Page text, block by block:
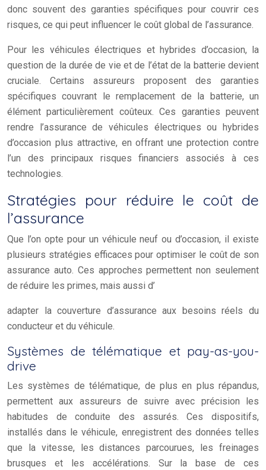
donc souvent des garanties spécifiques pour couvrir ces
risques, ce qui peut influencer le coût global de l’assurance.
Pour les véhicules électriques et hybrides d’occasion, la
question de la durée de vie et de l’état de la batterie devient
cruciale. Certains assureurs proposent des garanties
spécifiques couvrant le remplacement de la batterie, un
élément particulièrement coûteux. Ces garanties peuvent
rendre l’assurance de véhicules électriques ou hybrides
d’occasion plus attractive, en offrant une protection contre
l’un des principaux risques financiers associés à ces
technologies.
Stratégies pour réduire le coût de
l’assurance
Que l’on opte pour un véhicule neuf ou d’occasion, il existe
plusieurs stratégies efficaces pour optimiser le coût de son
assurance auto. Ces approches permettent non seulement
de réduire les primes, mais aussi d’
adapter la couverture d’assurance aux besoins réels du
conducteur et du véhicule.
Systèmes de télématique et pay-as-you-
drive
Les systèmes de télématique, de plus en plus répandus,
permettent aux assureurs de suivre avec précision les
habitudes de conduite des assurés. Ces dispositifs,
installés dans le véhicule, enregistrent des données telles
que la vitesse, les distances parcourues, les freinages
brusques et les accélérations. Sur la base de ces